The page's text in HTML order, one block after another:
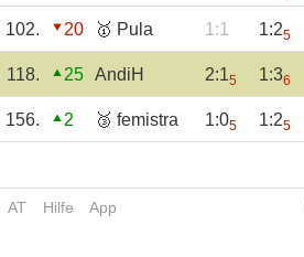
102. 20 🥇 Pula 1:1 1:25
118. 25 AndiH 2:15 1:36
156. 2 🥉 femistra 1:05 1:25
AT Hilfe App